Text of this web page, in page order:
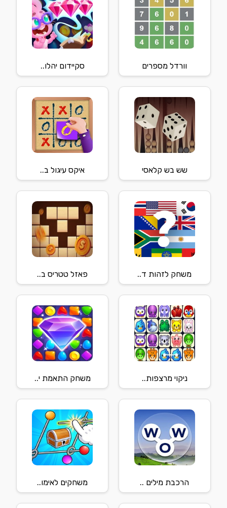
וורדל מספרים סקיידום יהלו..
שש בש קלאסי איקס עיגול ב..
משחק לזהות ד.. פאזל טטריס ב..
ניקוי מרצפות.. משחק התאמת י..
הרכבת מילים .. משחקים לאימו..